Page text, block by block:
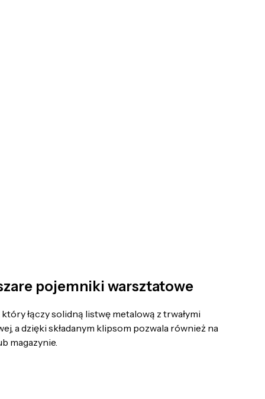
pojemniki warsztatowe
łączy solidną listwę metalową z trwałymi
a dzięki składanym klipsom pozwala również na
magazynie.